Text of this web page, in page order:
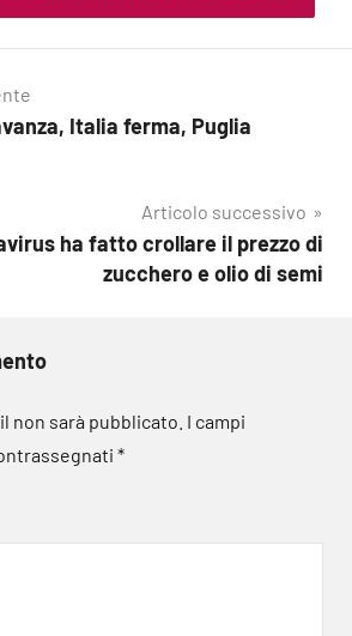
Italia ferma, Puglia
Articolo successivo
ha fatto crollare il prezzo di
zucchero e olio di semi
non sarà pubblicato. I campi
*